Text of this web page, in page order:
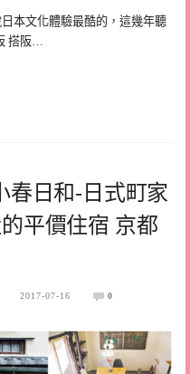
本文化體驗最酷的，這幾年聽
搭阪…
春日和-日式町家
平價住宿 京都
2017-07-16 0